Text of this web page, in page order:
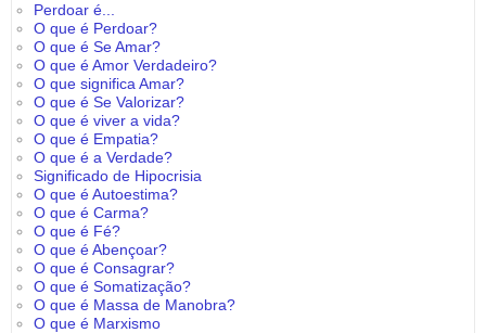
Perdoar é...
O que é Perdoar?
O que é Se Amar?
O que é Amor Verdadeiro?
O que significa Amar?
O que é Se Valorizar?
O que é viver a vida?
O que é Empatia?
O que é a Verdade?
Significado de Hipocrisia
O que é Autoestima?
O que é Carma?
O que é Fé?
O que é Abençoar?
O que é Consagrar?
O que é Somatização?
O que é Massa de Manobra?
O que é Marxismo